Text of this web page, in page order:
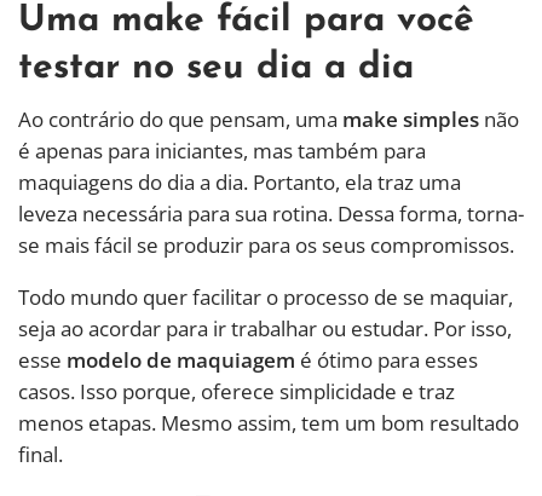
Uma make fácil para você
testar no seu dia a dia
Ao contrário do que pensam, uma make simples não
é apenas para iniciantes, mas também para
maquiagens do dia a dia. Portanto, ela traz uma
leveza necessária para sua rotina. Dessa forma, torna-
se mais fácil se produzir para os seus compromissos.
Todo mundo quer facilitar o processo de se maquiar,
seja ao acordar para ir trabalhar ou estudar. Por isso,
esse modelo de maquiagem é ótimo para esses
casos. Isso porque, oferece simplicidade e traz
menos etapas. Mesmo assim, tem um bom resultado
final.